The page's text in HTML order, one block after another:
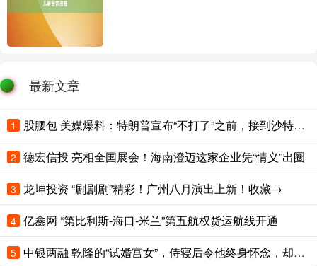
最新文章
1 股腰包 美媒爆料：特朗普宣布“不打了”之前，接到沙特王储电话；卡塔尔、阿联酋、土耳其、巴基斯坦集体发声
2 德宏信投 亮相全国展会！海南澄迈这家企业凭“情义”出圈
3 龙坤投资 “剧剧剧”精彩！广州八月演出上新！收藏→
4 亿鑫网 “第比利斯-海口-米兰”第五航权货运航线开通
5 中银两融 乾隆的“试婚宫女”，侍寝后令他终身怀念，却在多年后骂死她儿子